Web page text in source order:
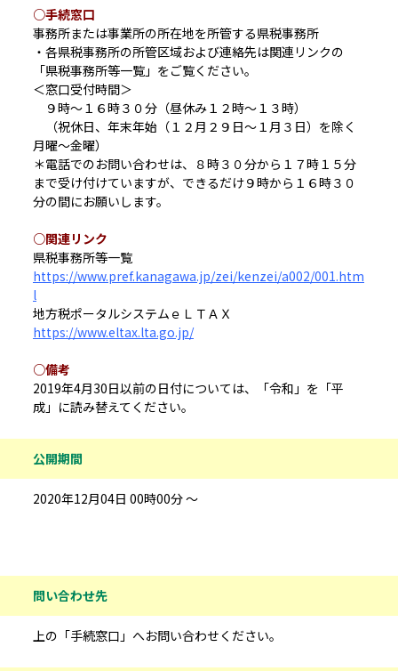
○手続窓口
事務所または事業所の所在地を所管する県税事務所
・各県税事務所の所管区域および連絡先は関連リンクの
「県税事務所等一覧」をご覧ください。
＜窓口受付時間＞
９時～１６時３０分（昼休み１２時～１３時）
（祝休日、年末年始（１２月２９日～１月３日）を除く
月曜～金曜）
＊電話でのお問い合わせは、８時３０分から１７時１５分
まで受け付けていますが、できるだけ９時から１６時３０
分の間にお願いします。
○関連リンク
県税事務所等一覧
https://www.pref.kanagawa.jp/zei/kenzei/a002/001.htm
l
地方税ポータルシステムｅＬＴＡＸ
https://www.eltax.lta.go.jp/
○備考
2019年4月30日以前の日付については、「令和」を「平
成」に読み替えてください。
公開期間
2020年12月04日 00時00分 ～
問い合わせ先
上の「手続窓口」へお問い合わせください。